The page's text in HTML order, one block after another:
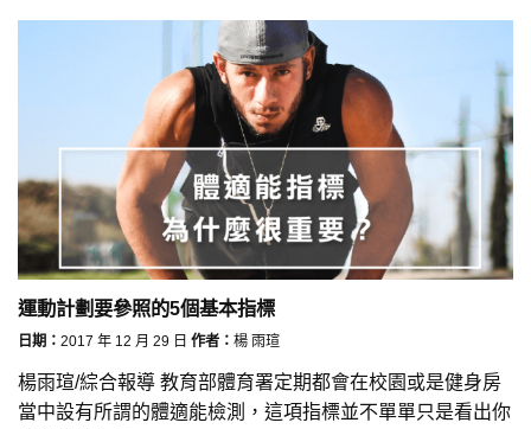
運動計劃要參照的5個基本指標
日期： 2017 年 12 月 29 日 作者： 楊 雨瑄
楊雨瑄/綜合報導 教育部體育署定期都會在校園或是健身房
當中設有所謂的體適能檢測，這項指標並不單單只是看出你